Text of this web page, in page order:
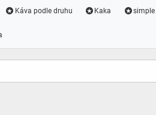
Káva podle druhu Kaka simple